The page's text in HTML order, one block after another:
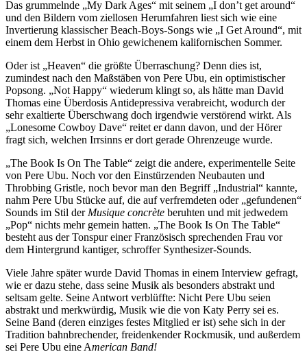
Das grummelnde „My Dark Ages“ mit seinem „I don’t get around“
und den Bildern vom ziellosen Herumfahren liest sich wie eine
Invertierung klassischer Beach-Boys-Songs wie „I Get Around“, mit
einem dem Herbst in Ohio gewichenem kalifornischen Sommer.
Oder ist „Heaven“ die größte Überraschung? Denn dies ist,
zumindest nach den Maßstäben von Pere Ubu, ein optimistischer
Popsong. „Not Happy“ wiederum klingt so, als hätte man David
Thomas eine Überdosis Antidepressiva verabreicht, wodurch der
sehr exaltierte Überschwang doch irgendwie verstörend wirkt. Als
„Lonesome Cowboy Dave“ reitet er dann davon, und der Hörer
fragt sich, welchen Irrsinns er dort gerade Ohrenzeuge wurde.
„The Book Is On The Table“ zeigt die andere, experimentelle Seite
von Pere Ubu. Noch vor den Einstürzenden Neubauten und
Throbbing Gristle, noch bevor man den Begriff „Industrial“ kannte,
nahm Pere Ubu Stücke auf, die auf verfremdeten oder „gefundenen“
Sounds im Stil der Musique concrète beruhten und mit jedwedem
„Pop“ nichts mehr gemein hatten. „The Book Is On The Table“
besteht aus der Tonspur einer Französisch sprechenden Frau vor
dem Hintergrund kantiger, schroffer Synthesizer-Sounds.
Viele Jahre später wurde David Thomas in einem Interview gefragt,
wie er dazu stehe, dass seine Musik als besonders abstrakt und
seltsam gelte. Seine Antwort verblüffte: Nicht Pere Ubu seien
abstrakt und merkwürdig, Musik wie die von Katy Perry sei es.
Seine Band (deren einziges festes Mitglied er ist) sehe sich in der
Tradition bahnbrechender, freidenkender Rockmusik, und außerdem
sei Pere Ubu eine American Band!